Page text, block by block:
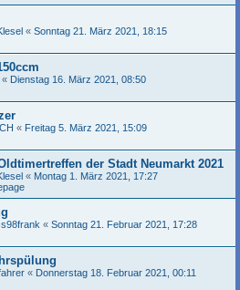
« Sonntag 21. März 2021, 18:15
« Dienstag 16. März 2021, 08:50
« Freitag 5. März 2021, 15:09
der Stadt Neumarkt 2021
« Montag 1. März 2021, 17:27
« Sonntag 21. Februar 2021, 17:28
« Donnerstag 18. Februar 2021, 00:11